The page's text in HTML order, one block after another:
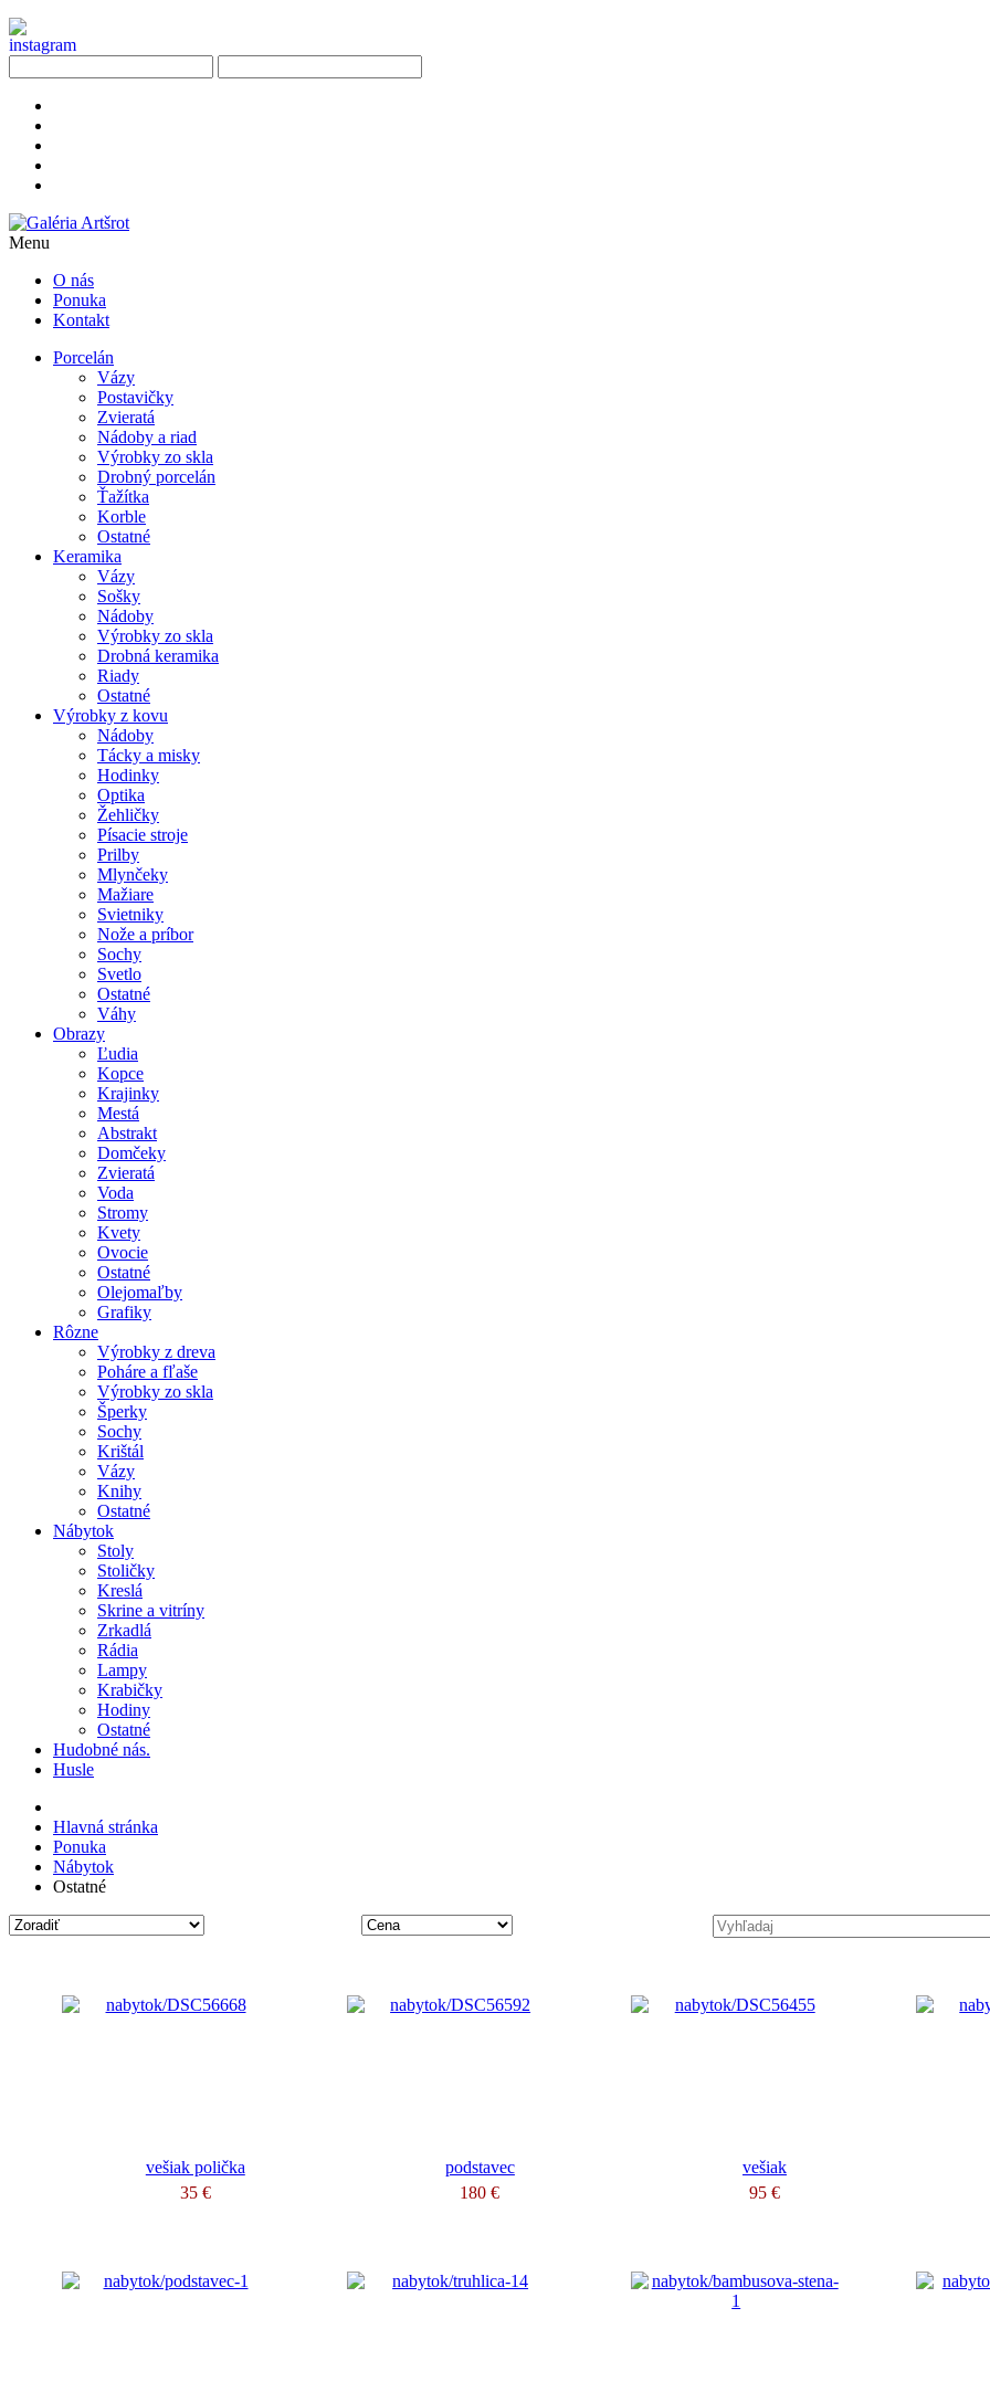
Menu
O nás
Ponuka
Kontakt
Porcelán
Vázy
Postavičky
Zvieratá
Nádoby a riad
Výrobky zo skla
Drobný porcelán
Ťažítka
Korble
Ostatné
Keramika
Vázy
Sošky
Nádoby
Výrobky zo skla
Drobná keramika
Riady
Ostatné
Výrobky z kovu
Nádoby
Tácky a misky
Hodinky
Optika
Žehličky
Písacie stroje
Prilby
Mlynčeky
Mažiare
Svietniky
Nože a príbor
Sochy
Svetlo
Ostatné
Váhy
Obrazy
Ľudia
Kopce
Krajinky
Mestá
Abstrakt
Domčeky
Zvieratá
Voda
Stromy
Kvety
Ovocie
Ostatné
Olejomaľby
Grafiky
Rôzne
Výrobky z dreva
Poháre a fľaše
Výrobky zo skla
Šperky
Sochy
Krištál
Vázy
Knihy
Ostatné
Nábytok
Stoly
Stoličky
Kreslá
Skrine a vitríny
Zrkadlá
Rádia
Lampy
Krabičky
Hodiny
Ostatné
Hudobné nás.
Husle
Hlavná stránka
Ponuka
Nábytok
Ostatné
vešiak polička
35 €
podstavec
180 €
vešiak
95 €